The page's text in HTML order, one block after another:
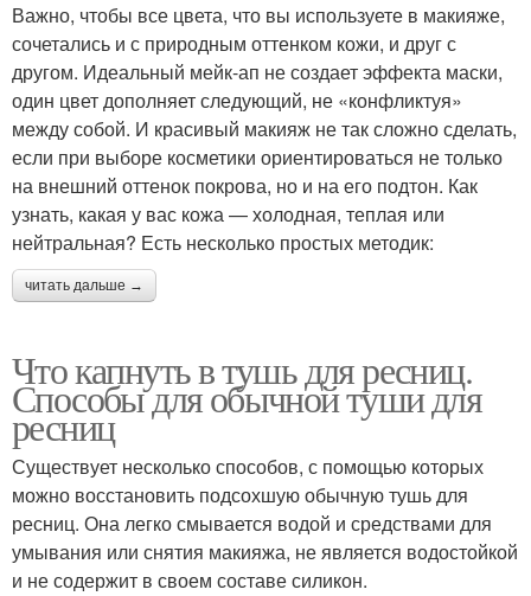
Важно, чтобы все цвета, что вы используете в макияже,
сочетались и с природным оттенком кожи, и друг с
другом. Идеальный мейк-ап не создает эффекта маски,
один цвет дополняет следующий, не «конфликтуя»
между собой. И красивый макияж не так сложно сделать,
если при выборе косметики ориентироваться не только
на внешний оттенок покрова, но и на его подтон. Как
узнать, какая у вас кожа — холодная, теплая или
нейтральная? Есть несколько простых методик:
читать дальше →
Что капнуть в тушь для ресниц.
Способы для обычной туши для
ресниц
Существует несколько способов, с помощью которых
можно восстановить подсохшую обычную тушь для
ресниц. Она легко смывается водой и средствами для
умывания или снятия макияжа, не является водостойкой
и не содержит в своем составе силикон.